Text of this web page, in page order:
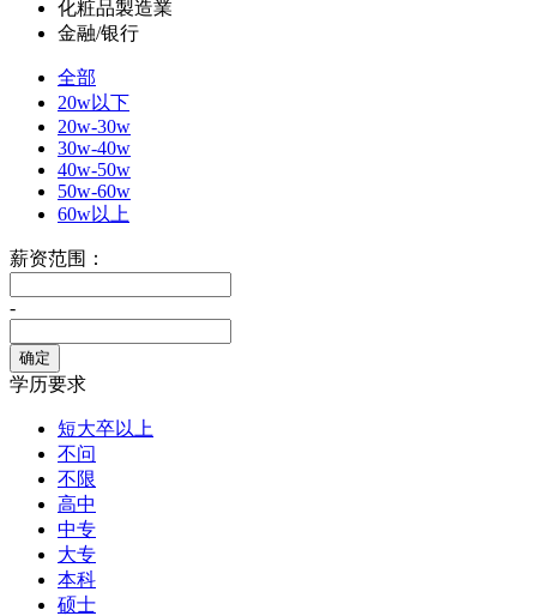
化粧品製造業
金融/银行
全部
20w以下
20w-30w
30w-40w
40w-50w
50w-60w
60w以上
薪资范围：
-
学历要求
短大卒以上
不问
不限
高中
中专
大专
本科
硕士